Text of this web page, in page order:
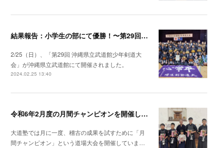
結果報告：小学生の部にて優勝！〜第29回 沖縄県立武道館少年剣道大会〜
2/25（日）、「第29回 沖縄県立武道館少年剣道大
会」が沖縄県立武道館にて開催されました。
2024.02.25 13:40
令和6年2月度の月間チャンピオンを開催しました！
大道塾では月に一度、稽古の成果を試すために「月
間チャンピオン」という道場大会を開催していま…